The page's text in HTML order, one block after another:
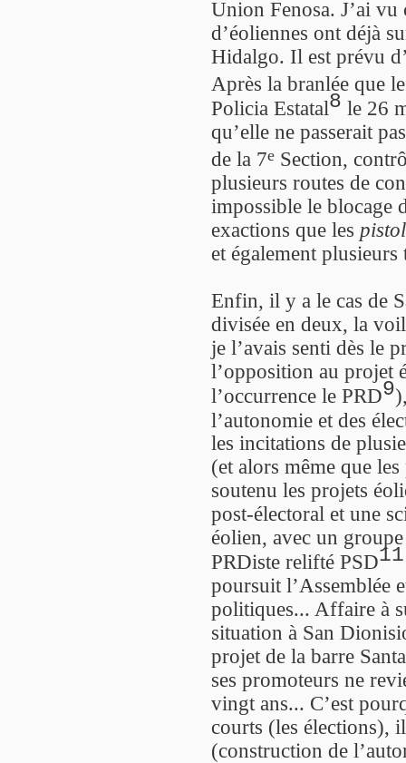
Union Fenosa. J’ai
d’éoliennes ont déjà
Hidalgo. Il est prévu
Après la branlée que
Policia Estatal8 le 26
qu’elle ne passerait
de la 7e Section,
plusieurs routes de
impossible le blocage
exactions que les
et également
Enfin, il y a le cas de
divisée en deux, la
je l’avais senti dès le
l’opposition au projet
l’occurrence le PRD9
l’autonomie et des
les incitations de
(et alors même que
soutenu les projets
post-électoral et une
éolien, avec un
PRDiste relifté PSD11
poursuit l’Assemblée
politiques... Affaire à
situation à San
projet de la barre
ses promoteurs ne
vingt ans... C’est
courts (les élections),
(construction de